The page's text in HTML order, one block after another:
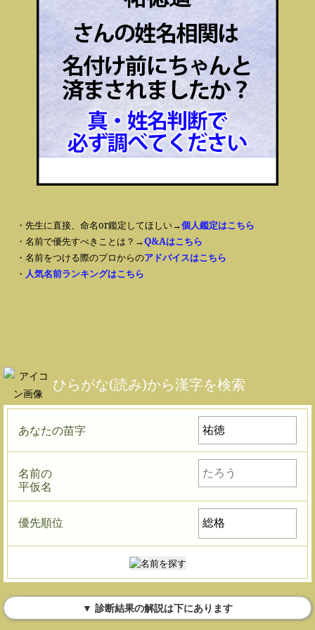
・先生に直接、命名or鑑定してほしい→個人鑑定はこちら
・名前で優先すべきことは？→Q&Aはこちら
・名前をつける際のプロからのアドバイスはこちら
・ 人気名前ランキングはこちら
ひらがな(読み)から漢字を検索
あなたの苗字
名前の
平仮名
優先順位
▼ 診断結果の解説は下にあります